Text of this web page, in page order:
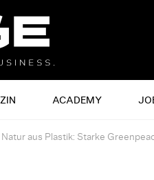
ACADEMY
Natur aus Plastik: Starke